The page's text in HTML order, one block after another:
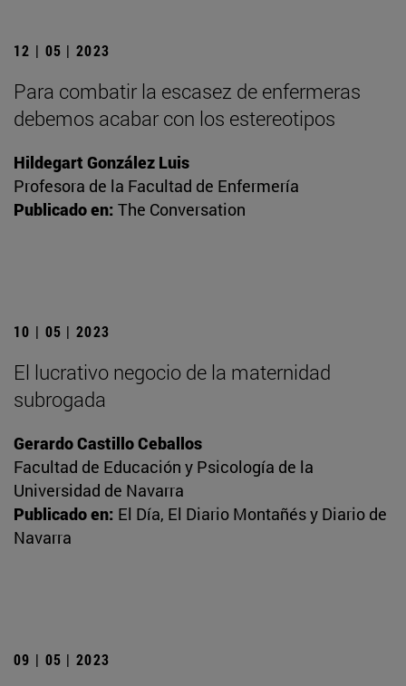
12 | 05 | 2023
Para combatir la escasez de enfermeras
debemos acabar con los estereotipos
Hildegart González Luis
Profesora de la Facultad de Enfermería
Publicado en: The Conversation
10 | 05 | 2023
El lucrativo negocio de la maternidad
subrogada
Gerardo Castillo Ceballos
Facultad de Educación y Psicología de la
Universidad de Navarra
Publicado en: El Día, El Diario Montañés y Diario de
Navarra
09 | 05 | 2023